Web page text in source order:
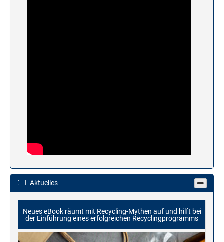
Aktuelles
Neues eBook räumt mit Recycling-Mythen auf und hilft bei
der Einführung eines erfolgreichen Recyclingprogramms